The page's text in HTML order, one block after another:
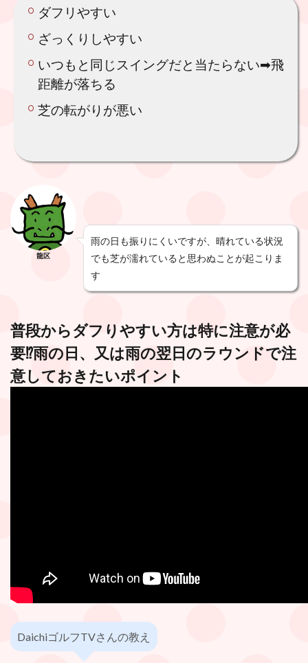
ダフリやすい
ざっくりしやすい
いつもと同じスイングだと当たらない➡︎飛
距離が落ちる
芝の転がりが悪い
龍区
雨の日も振りにくいですが、晴れている状況
でも芝が濡れていると思わぬことが起こりま
す
普段からダフりやすい方は特に注意が必
要⁉︎雨の日、又は雨の翌日のラウンドで注
意しておきたいポイント
DaichiゴルフTVさんの教え